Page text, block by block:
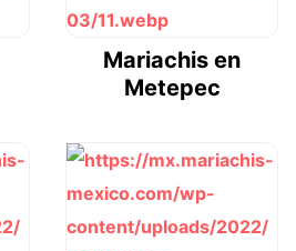
Mariachis en
Metepec